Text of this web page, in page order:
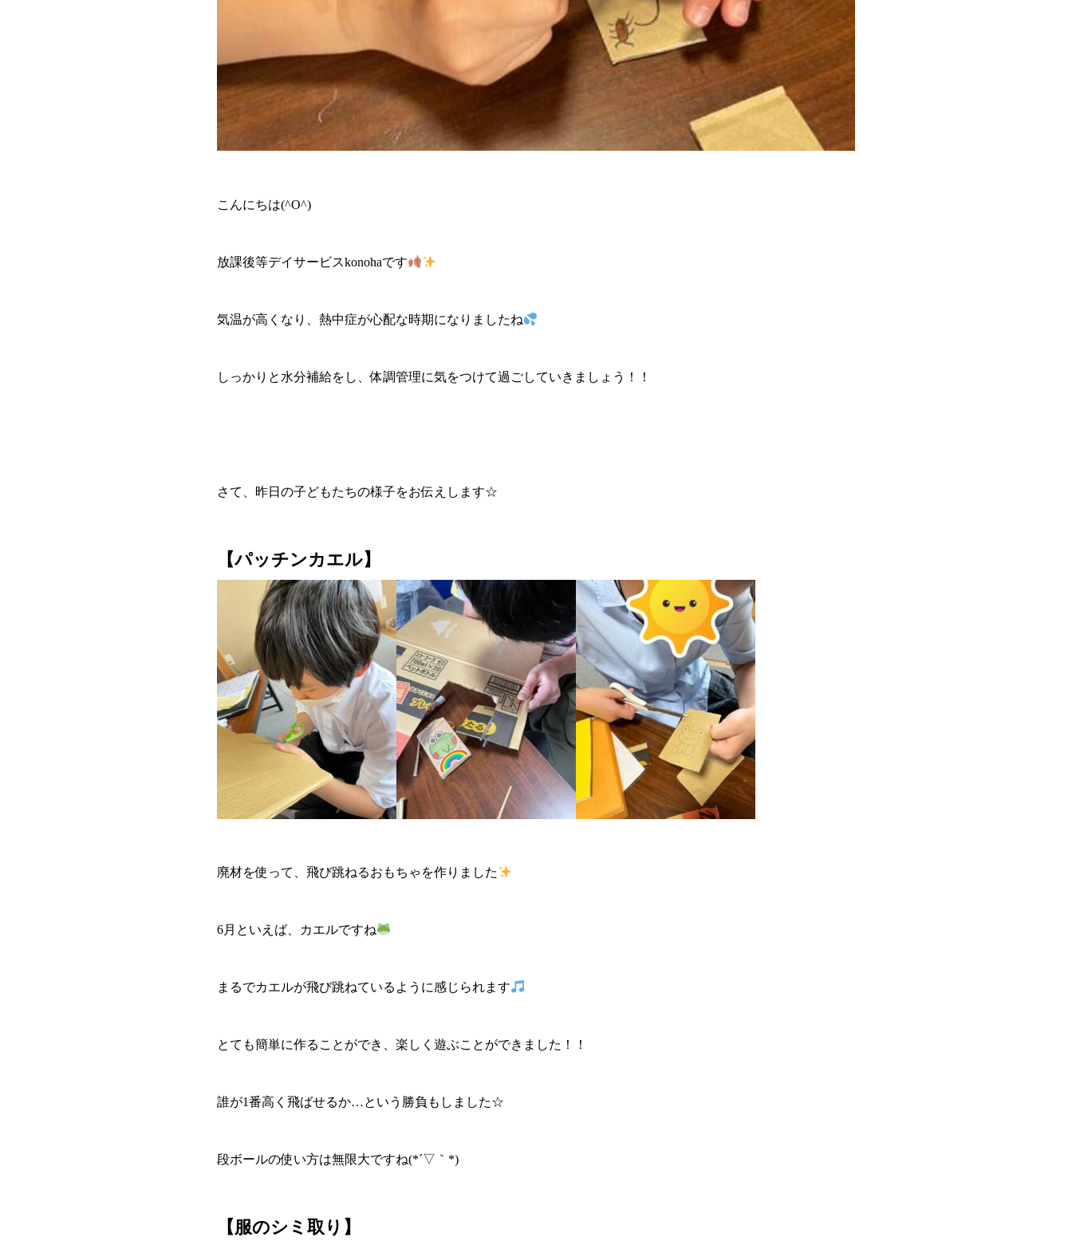
こんにちは(^O^)
放課後等デイサービスkonohaです
気温が高くなり、熱中症が心配な時期になりましたね
しっかりと水分補給をし、体調管理に気をつけて過ごしていきましょう！！
さて、昨日の子どもたちの様子をお伝えします☆
【パッチンカエル】
廃材を使って、飛び跳ねるおもちゃを作りました
6月といえば、カエルですね
まるでカエルが飛び跳ねているように感じられます
とても簡単に作ることができ、楽しく遊ぶことができました！！
誰が1番高く飛ばせるか…という勝負もしました☆
段ボールの使い方は無限大ですね(*´▽｀*)
【服のシミ取り】